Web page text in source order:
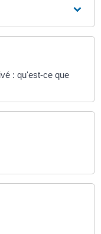
: qu'est-ce que